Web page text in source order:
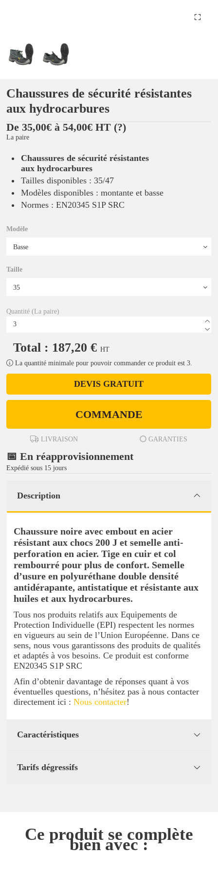
Chaussures de sécurité résistantes
aux hydrocarbures
De 35,00€ à 54,00€ HT (?)
La paire
Chaussures de sécurité résistantes
aux hydrocarbures
Tailles disponibles : 35/47
Modèles disponibles : montante et basse
Normes : EN20345 S1P SRC
Modèle
Taille
Quantité (La paire)
Total : 187,20 € HT
La quantité minimale pour pouvoir commander ce produit est 3.
DEVIS GRATUIT
COMMANDE
LIVRAISON GARANTIES
📅 En réapprovisionnement
Expédié sous 15 jours
Description
Chaussure noire avec embout en acier
résistant aux chocs 200 J et semelle anti-
perforation en acier. Tige en cuir et col
rembourré pour plus de confort. Semelle
d’usure en polyuréthane double densité
antidérapante, antistatique et résistante aux
huiles et aux hydrocarbures.
Tous nos produits relatifs aux Equipements de
Protection Individuelle (EPI) respectent les normes
en vigueurs au sein de l’Union Européenne. Dans ce
sens, nous vous garantissons des produits de qualités
et adaptés à vos besoins. Ce produit est conforme
EN20345 S1P SRC
Afin d’obtenir davantage de réponses quant à vos
éventuelles questions, n’hésitez pas à nous contacter
directement ici : Nous contacter!
Caractéristiques
Tarifs dégressifs
Ce produit se complète
bien avec :